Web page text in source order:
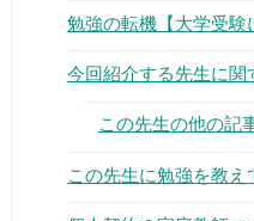
勉強の転機【大学受験
今回紹介する先生に関
この先生の他の記
この先生に勉強を教え